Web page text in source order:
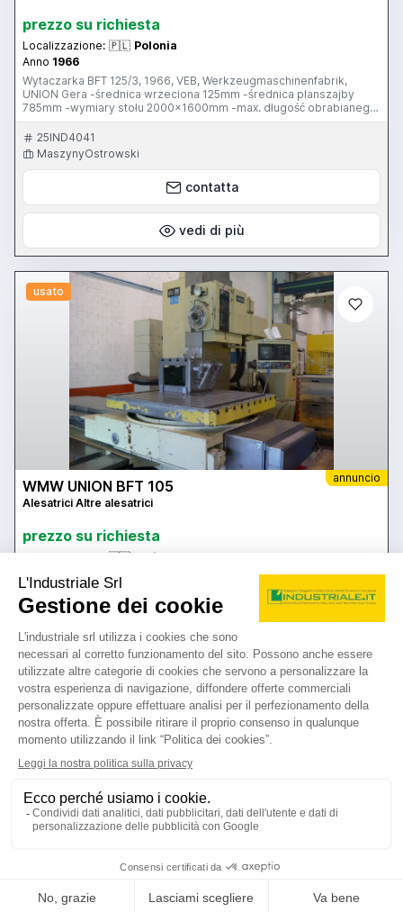
prezzo su richiesta
Localizzazione: 🇵🇱 Polonia
Anno 1966
Wytaczarka BFT 125/3, 1966, VEB, Werkzeugmaschinenfabrik,
UNION Gera -średnica wrzeciona 125mm -średnica planszajby
785mm -wymiary stołu 2000x1600mm -max. długość obrabianego
przedmiotu 3700mm - wymiary gabarytowe maszyny: wys.
4790mm, szer. 3470mm, dł. 7325mm - waga: 28ton
www.maszynyostrowski.pl kontakt@maszynyostrowski.pl
25IND4041
MaszynyOstrowski
contatta
vedi di più
usato
annuncio
WMW UNION BFT 105
Alesatrici Altre alesatrici
prezzo su richiesta
🇮🇹
Italia
1750 x 1250 x 1250 - tavola 1400 x 1250 - CNC HEIDENHAIN TNC 155
25IND5789
🇮🇹 SAVIO Macchine Utensili srl
4.8
5
contatta
vedi di più